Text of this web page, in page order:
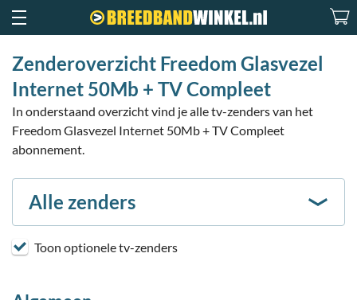
Zenderoverzicht Freedom Glasvezel
Internet 50Mb + TV Compleet
In onderstaand overzicht vind je alle tv-zenders van het
Freedom Glasvezel Internet 50Mb + TV Compleet
abonnement.
Alle zenders
Toon optionele tv-zenders